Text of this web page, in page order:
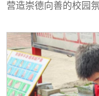
营造崇德向善的校园氛